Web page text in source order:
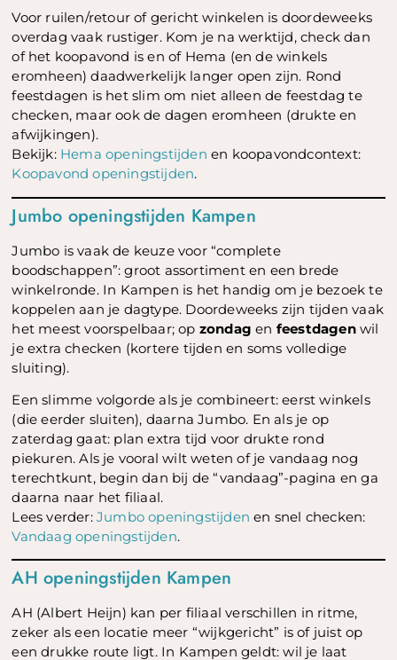
Voor ruilen/retour of gericht winkelen is doordeweeks
overdag vaak rustiger. Kom je na werktijd, check dan
of het koopavond is en of Hema (en de winkels
eromheen) daadwerkelijk langer open zijn. Rond
feestdagen is het slim om niet alleen de feestdag te
checken, maar ook de dagen eromheen (drukte en
afwijkingen).
Bekijk: Hema openingstijden en koopavondcontext:
Koopavond openingstijden.
Jumbo openingstijden Kampen
Jumbo is vaak de keuze voor “complete
boodschappen”: groot assortiment en een brede
winkelronde. In Kampen is het handig om je bezoek te
koppelen aan je dagtype. Doordeweeks zijn tijden vaak
het meest voorspelbaar; op zondag en feestdagenwil
je extra checken (kortere tijden en soms volledige
sluiting).
Een slimme volgorde als je combineert: eerst winkels
(die eerder sluiten), daarna Jumbo. En als je op
zaterdag gaat: plan extra tijd voor drukte rond
piekuren. Als je vooral wilt weten of je vandaag nog
terechtkunt, begin dan bij de “vandaag”-pagina en ga
daarna naar het filiaal.
Lees verder:Jumbo openingstijden en snel checken:
Vandaag openingstijden.
AH openingstijden Kampen
AH (Albert Heijn) kan per filiaal verschillen in ritme,
zeker als een locatie meer “wijkgericht” is of juist op
een drukke route ligt. In Kampen geldt: wil je laat